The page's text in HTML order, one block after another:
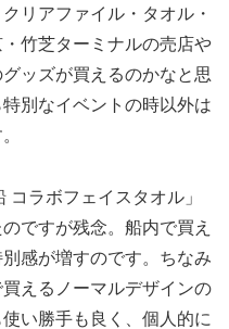
リアファイル・タオル・
竹芝ターミナルの売店や
ッズが買えるのかなと思
別なイベントの時以外は
ラボフェイスタオル」
ですが残念。船内で買え
感が増すのです。ちなみ
えるノーマルデザインの
い勝手も良く、個人的に